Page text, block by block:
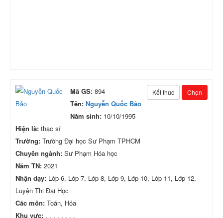
Kết thúc Chọn
Mã GS: 894
Tên: Nguyễn Quốc Bảo
Năm sinh: 10/10/1995
Hiện là: thạc sĩ
Trường: Trường Đại học Sư Phạm TPHCM
Chuyên ngành: Sư Phạm Hóa học
Năm TN: 2021
Nhận dạy: Lớp 6, Lớp 7, Lớp 8, Lớp 9, Lớp 10, Lớp 11, Lớp 12,
Luyện Thi Đại Học
Các môn: Toán, Hóa
Khu vực: , , , , , , , ,